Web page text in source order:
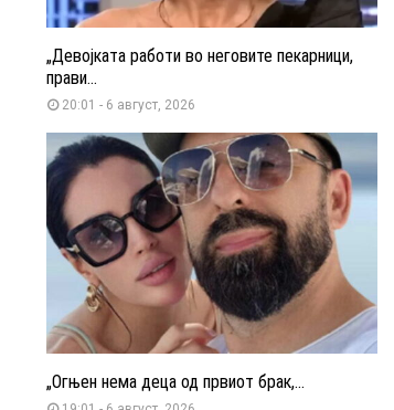
„Девојката работи во неговите пекарници,
прави...
20:01 - 6 август, 2026
„Огњен нема деца од првиот брак,...